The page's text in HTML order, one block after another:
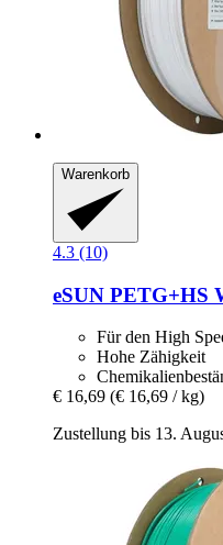
Warenkorb
4.3 (10)
eSUN PETG+HS
Für den High
Hohe Zähigkeit
€ 16,69 (€ 16,69 / kg)
Zustellung bis 13.